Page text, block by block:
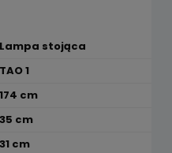
Lampa stojąca
TAO 1
174 cm
35 cm
31 cm